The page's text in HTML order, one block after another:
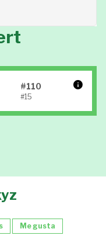
#110
#15
Me gusta